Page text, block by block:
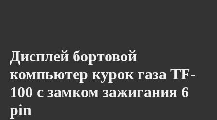
Дисплей бортовой
компьютер курок газа TF-
100 с замком зажигания 6
pin